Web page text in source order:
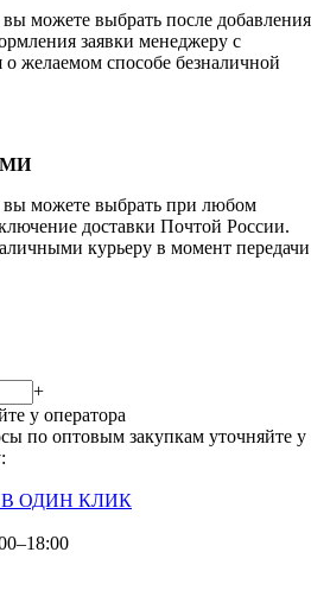
можете выбрать после добавления
заявки менеджеру c
желаемом способе безналичной
можете выбрать при любом
доставки Почтой России.
курьеру в момент передачи
+
у оператора
по оптовым закупкам уточняйте у
ОДИН КЛИК